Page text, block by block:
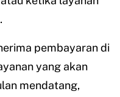
pembayaran di
yang akan
mendatang,